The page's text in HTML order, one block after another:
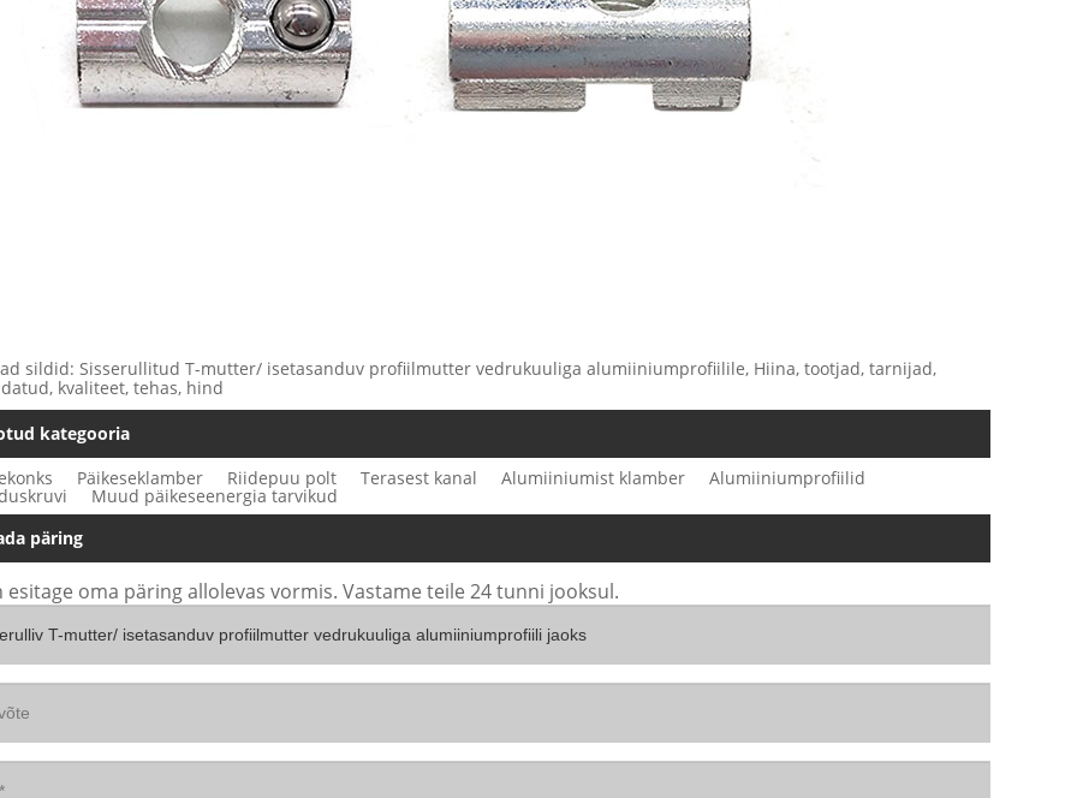
sildid: Sisserullitud T-mutter/ isetasanduv profiilmutter vedrukuuliga alumiiniumprofiilile, Hiina, tootjad, tarnijad,
kvaliteet, tehas, hind
kategooria
Päikeseklamber Riidepuu polt Terasest kanal Alumiiniumist klamber Alumiiniumprofiilid
Muud päikeseenergia tarvikud
päring
esitage oma päring allolevas vormis. Vastame teile 24 tunni jooksul.